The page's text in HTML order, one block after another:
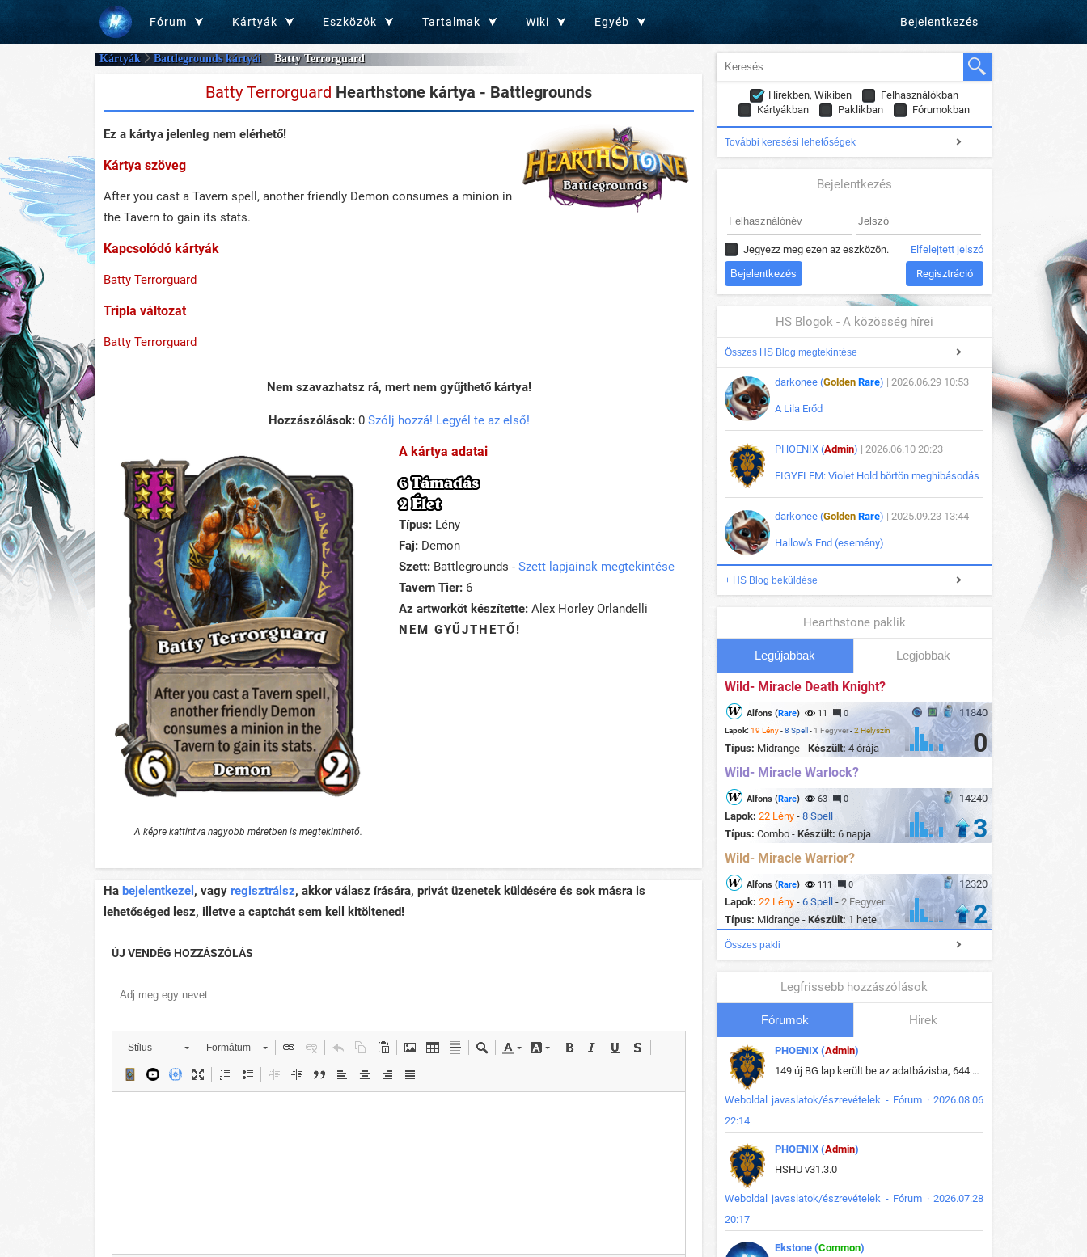
Fórum Kártyák Eszközök Tartalmak Wiki Egyéb Bejelentkezés
Kártyák Battlegrounds kártyái Batty Terrorguard
Batty Terrorguard Hearthstone kártya - Battlegrounds
Ez a kártya jelenleg nem elérhető!
Kártya szöveg
After you cast a Tavern spell, another friendly Demon consumes a minion in
the Tavern to gain its stats.
Kapcsolódó kártyák
Batty Terrorguard
Tripla változat
Batty Terrorguard
Nem szavazhatsz rá, mert nem gyűjthető kártya!
Hozzászólások:0 Szólj hozzá! Legyél te az első!
A képre kattintva nagyobb méretben is megtekinthető.
A kártya adatai
6 Támadás
2 Élet
Típus: Lény
Faj: Demon
Szett: Battlegrounds - Szett lapjainak megtekintése
Tavern Tier: 6
Az artworköt készítette: Alex Horley Orlandelli
NEM GYŰJTHETŐ!
Ha bejelentkezel , vagy regisztrálsz, akkor válasz írására, privát üzenetek küldésére és sok másra is
lehetőséged lesz, illetve a captchát sem kell kitöltened!
ÚJ VENDÉG HOZZÁSZÓLÁS
Stílus Formátum
Hírekben, Wikiben
Felhasználókban
Kártyákban
Paklikban Fórumokban
További keresési lehetőségek
Bejelentkezés
Jegyezz meg ezen az eszközön. Elfelejtett jelszó
Regisztráció
HS Blogok - A közösség hírei
Összes HS Blog megtekintése
darkonee (Golden Rare) | 2026.06.29 10:53
A Lila Erőd
PHOENIX (Admin) | 2026.06.10 20:23
FIGYELEM: Violet Hold börtön meghibásodás
darkonee (Golden Rare) | 2025.09.23 13:44
Hallow's End (esemény)
+ HS Blog beküldése
Hearthstone paklik
Legújabbak Legjobbak
Wild- Miracle Death Knight?
11840
Alfons (Rare) 11 0
Lapok: 19 Lény-8 Spell - 1 Fegyver-2 Helyszín
Típus: Midrange - Készült: 4 órája 0
Wild- Miracle Warlock?
14240
Alfons (Rare) 63 0
Lapok: 22 Lény - 8 Spell
Típus: Combo - Készült: 6 napja 3
Wild- Miracle Warrior?
12320
Alfons (Rare) 111 0
Lapok: 22 Lény - 6 Spell - 2 Fegyver
Típus: Midrange - Készült: 1 hete 2
Összes pakli
Legfrissebb hozzászólások
Fórumok Hirek
PHOENIX (Admin)
149 új BG lap került be az adatbázisba, 644 db meglévő BG lap módosult, bekerültek az új képek a megváltozott lapokhoz is.
Weboldal javaslatok/észrevételek - Fórum · 2026.08.06
22:14
PHOENIX (Admin)
HSHU v31.3.0
Weboldal javaslatok/észrevételek - Fórum · 2026.07.28
20:17
Ekstone (Common)